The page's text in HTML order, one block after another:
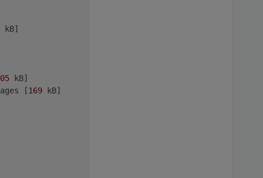
1]
2.54.5+dfsg-1]
1]
5+b1]
kB]
kB]
[169 kB]